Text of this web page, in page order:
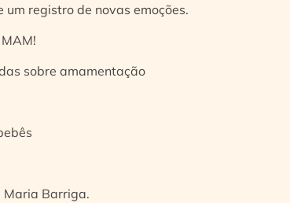
registro de novas emoções.
sobre amamentação
Maria Barriga.